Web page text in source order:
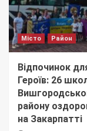
Місто Район
Відпочинок
Героїв: 26
району
на Закарпатті